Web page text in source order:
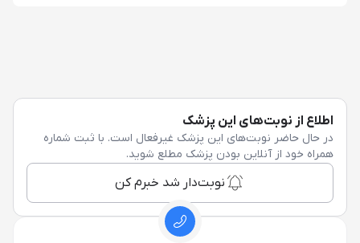
اطلاع از نوبت‌های این پزشک
در حال حاضر نوبت‌های این پزشک غیرفعال است. با ثبت شماره
همراه خود از آنلاین بودن پزشک مطلع شوید.
نوبت‌دار شد خبرم کن